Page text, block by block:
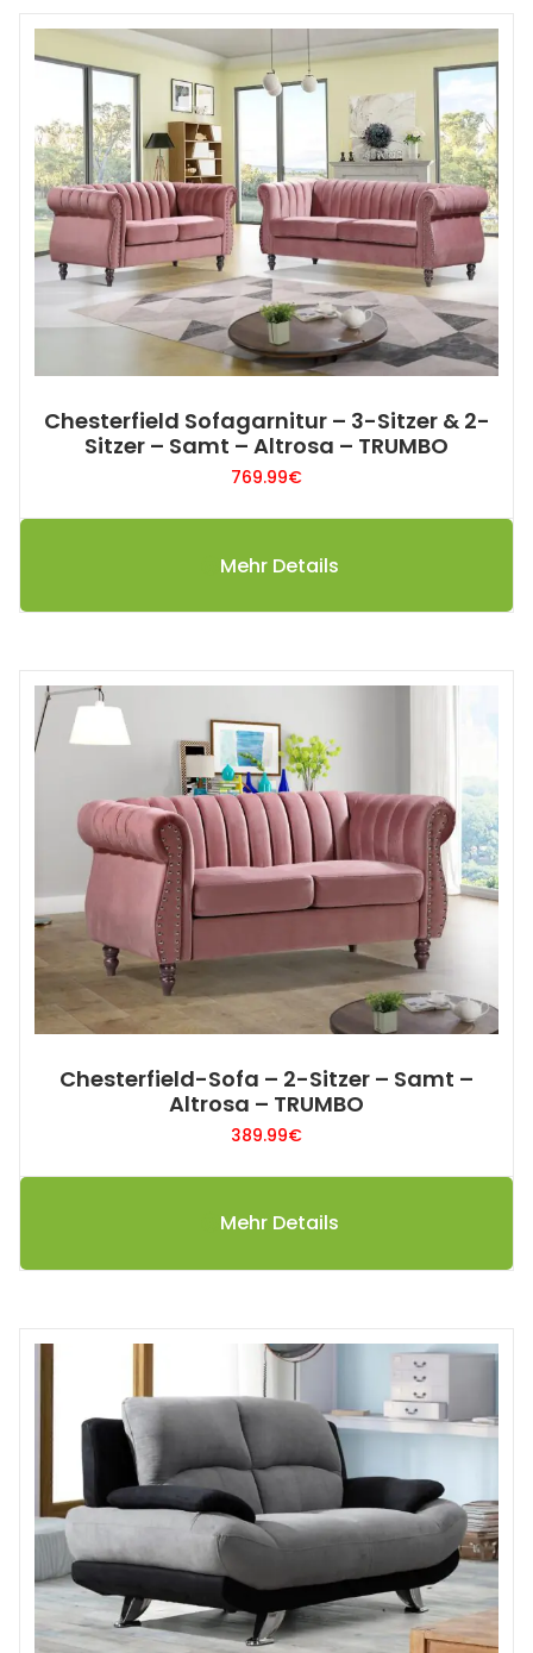
Chesterfield Sofagarnitur – 3-Sitzer & 2-
Sitzer – Samt – Altrosa – TRUMBO
769.99€
Mehr Details
Chesterfield-Sofa – 2-Sitzer – Samt –
Altrosa – TRUMBO
389.99€
Mehr Details